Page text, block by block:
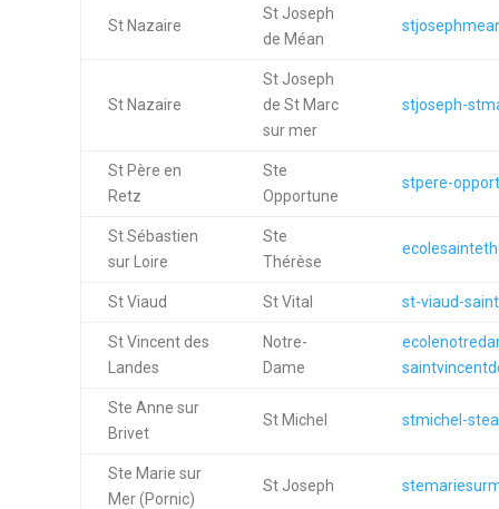
St Nazaire
St Joseph
de Méan
St Nazaire
St Joseph
de St Marc
sur mer
stjoseph-
St Père en
Retz
Ste
Opportune
stpere-
St Sébastien
sur Loire
Ste
Thérèse
St Viaud St Vital st-viaud-
St Vincent des
Landes
Notre-
Dame
Ste Anne sur
Brivet
St Michel stmichel-
Ste Marie sur
Mer (Pornic)
St Joseph